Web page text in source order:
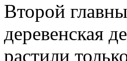
Второй
деревенская
растили